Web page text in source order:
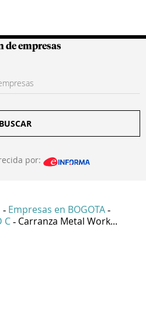
Colombianas
de empresas
BUSCAR
por:
- Empresas en BOGOTA -
C - Carranza Metal Work...